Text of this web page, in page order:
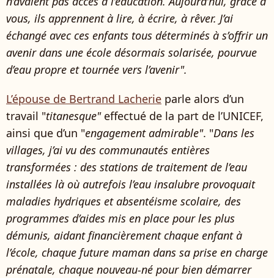
vous, ils apprennent à lire, à écrire, à rêver. J’ai
échangé avec ces enfants tous déterminés à s’offrir un
avenir dans une école désormais solarisée, pourvue
d’eau propre et tournée vers l’avenir".
L’épouse de Bertrand Lacherie parle alors d’un
travail "titanesque"effectué de la part de l’UNICEF,
ainsi que d’un "engagement admirable". "Dans les
villages, j’ai vu des communautés entières
transformées : des stations de traitement de l’eau
installées là où autrefois l’eau insalubre provoquait
maladies hydriques et absentéisme scolaire, des
programmes d’aides mis en place pour les plus
démunis, aidant financièrement chaque enfant à
l’école, chaque future maman dans sa prise en charge
prénatale, chaque nouveau-né pour bien démarrer